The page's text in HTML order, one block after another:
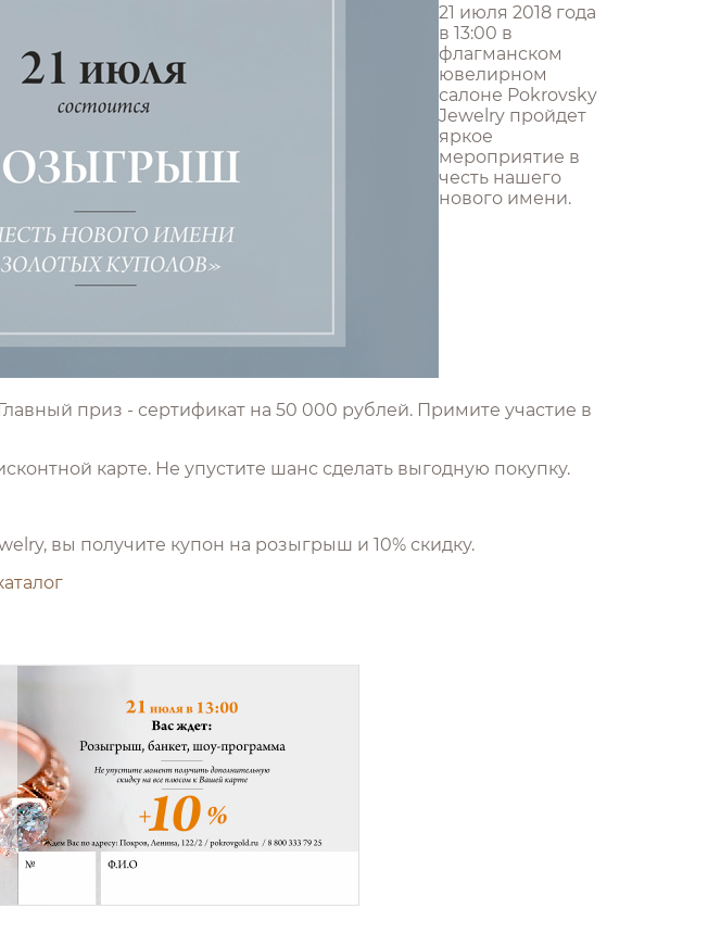
21 июля 2018 года
в 13:00 в
флагманском
ювелирном
салоне Pokrovsky
Jewelry пройдет
яркое
мероприятие в
честь нашего
нового имени.
приз - сертификат на 50 000 рублей. Примите участие в
карте. Не упустите шанс сделать выгодную покупку.
вы получите купон на розыгрыш и 10% скидку.